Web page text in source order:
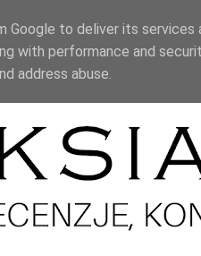
Google to deliver its
with performance and
address abuse.